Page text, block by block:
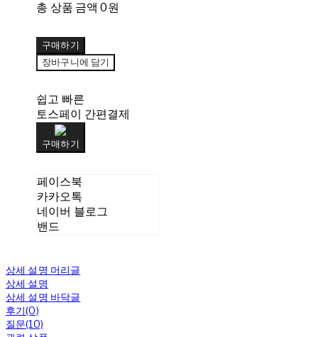
총 상품 금액 0원
구매하기
장바구니에 담기
쉽고 빠른
토스페이 간편결제
구매하기
페이스북
카카오톡
네이버 블로그
밴드
상세 설명 머리글
상세 설명
상세 설명 바닥글
후기(0)
질문(10)